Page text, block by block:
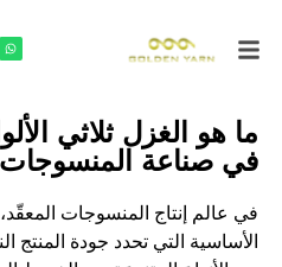
ما هو الغزل ثلاثي
في صناعة المنسوجات
في عالم إنتاج المنسوجات
الأساسية التي تحدد جودة المنتج